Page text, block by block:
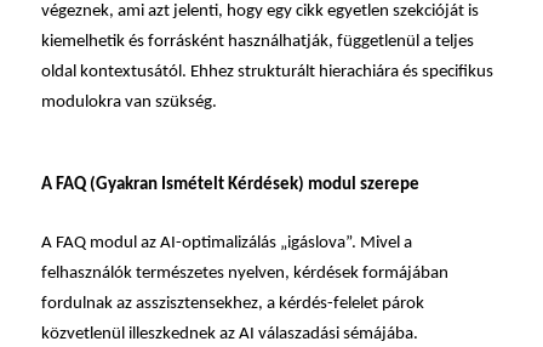
végeznek, ami azt jelenti, hogy egy cikk egyetlen szekcióját is
kiemelhetik és forrásként használhatják, függetlenül a teljes
oldal kontextusától. Ehhez strukturált hierachiára és specifikus
modulokra van szükség.
A FAQ (Gyakran Ismételt Kérdések) modul szerepe
A FAQ modul az AI-optimalizálás „igáslova”. Mivel a
felhasználók természetes nyelven, kérdések formájában
fordulnak az asszisztensekhez, a kérdés-felelet párok
közvetlenül illeszkednek az AI válaszadási sémájába.